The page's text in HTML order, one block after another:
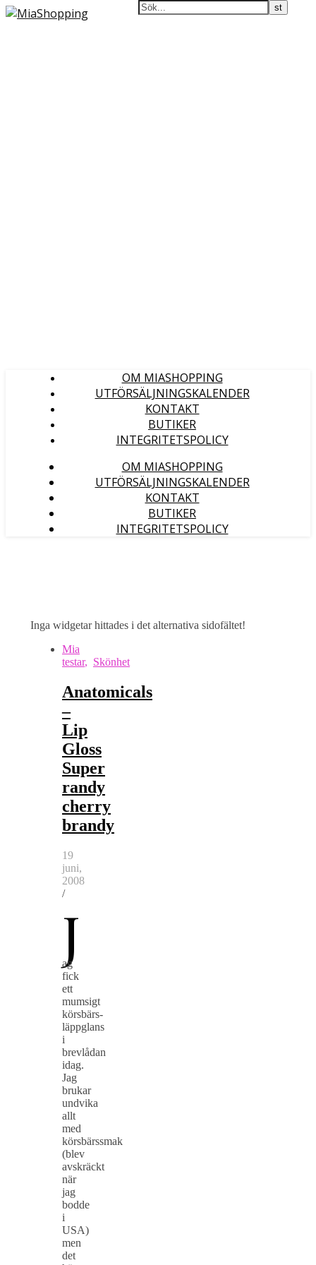
OM MIASHOPPING
UTFÖRSÄLJNINGSKALENDER
KONTAKT
BUTIKER
INTEGRITETSPOLICY
OM MIASHOPPING
UTFÖRSÄLJNINGSKALENDER
KONTAKT
BUTIKER
INTEGRITETSPOLICY
Inga widgetar hittades i det alternativa sidofältet!
Mia
testar, Skönhet
Anatomicals
–
Lip
Gloss
Super
randy
cherry
brandy
19
juni,
2008
/
J
ag
fick
ett
mumsigt
körsbärs-
läppglans
i
brevlådan
idag.
Jag
brukar
undvika
allt
med
körsbärssmak
(blev
avskräckt
när
jag
bodde
i
USA)
men
det